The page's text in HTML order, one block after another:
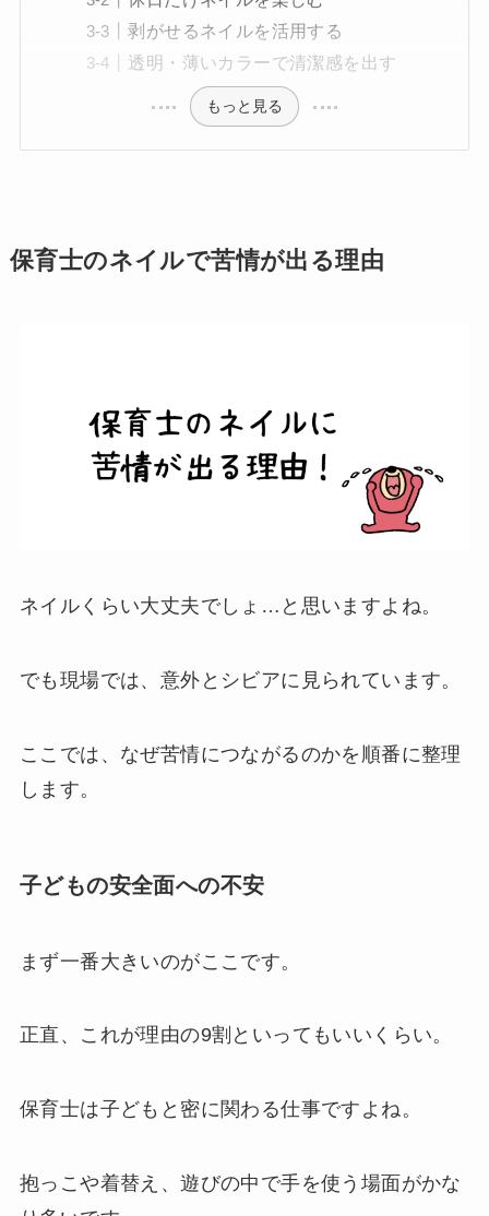
剥がせるネイルを活用する
透明・薄いカラーで清潔感を出す
もっと見る
保育士のネイルで苦情が出る理由
ネイルくらい大丈夫でしょ…と思いますよね。
でも現場では、意外とシビアに見られています。
ここでは、なぜ苦情につながるのかを順番に整理
します。
子どもの安全面への不安
まず一番大きいのがここです。
正直、これが理由の9割といってもいいくらい。
保育士は子どもと密に関わる仕事ですよね。
抱っこや着替え、遊びの中で手を使う場面がかな